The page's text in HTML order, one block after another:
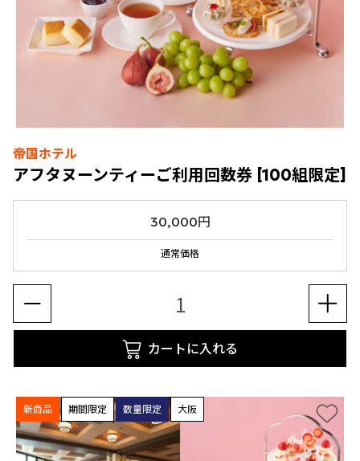
帝国ホテル
アフタヌーンティーご利用回数券 [100組限定]
30,000円
通常価格
カートに入れる
新商品 期間限定 数量限定 大阪